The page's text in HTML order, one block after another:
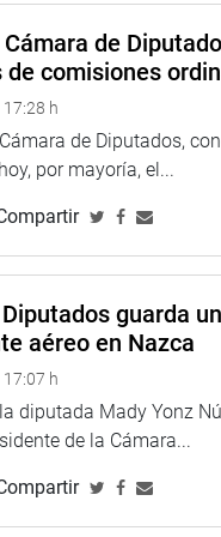
y saneamiento.
Comas, Carabayllo,
web y redes sociales.
congresoperu>
http://www.youtube.com/
de
comisiones
h
de Diputados,
por mayoría, el...
guarda
aéreo en Nazca
h
diputada Mady Yonz
de la Cámara...